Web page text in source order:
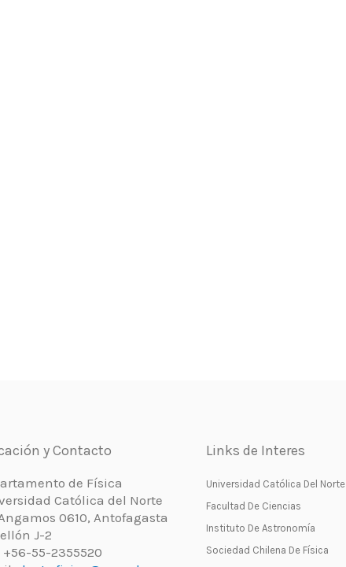
y Contacto
de Física
Católica del Norte
0610, Antofagasta
J-2
+56-55-2355520
Links de Interes
Universidad Católica Del Norte
Facultad De Ciencias
Instituto De Astronomía
Sociedad Chilena De Física